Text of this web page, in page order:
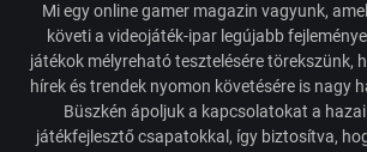
Mi egy online gamer magazin vagyunk,
követi a videojáték-ipar legújabb
játékok mélyreható tesztelésére törekszünk,
hírek és trendek nyomon követésére is nagy
Büszkén ápoljuk a kapcsolatokat a
játékfejlesztő csapatokkal, így biztosítva,